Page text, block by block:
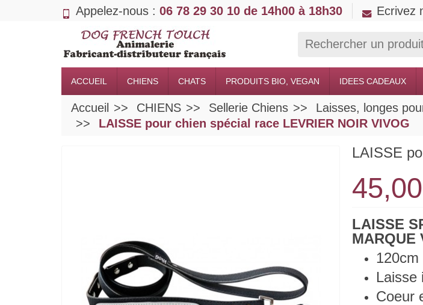
Appelez-nous : 06 78 29 30 10 de 14h00 à 18h30 Ecrivez
ACCUEIL CHIENS CHATS PRODUITS BIO, VEGAN IDEES CADEAUX
Accueil CHIENS Sellerie Chiens
Laisses, longes
LAISSE pour chien spécial race LEVRIER NOIR VIVOG
LAISSE
LAISSE
MARQUE
120cm
Laisse
Coeur